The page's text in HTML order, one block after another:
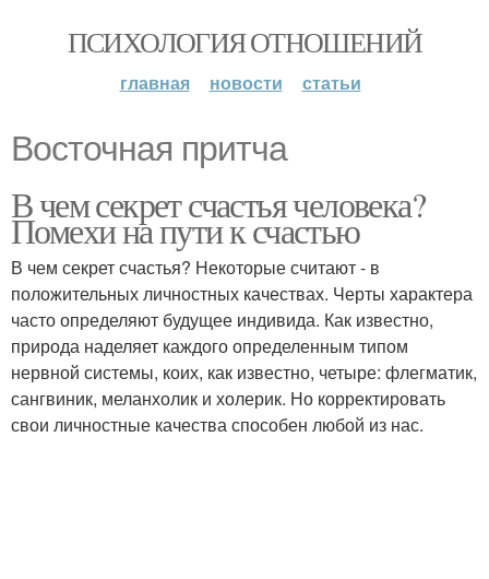
ПСИХОЛОГИЯ ОТНОШЕНИЙ
главная новости статьи
Восточная притча
В чем секрет счастья человека?
Помехи на пути к счастью
В чем секрет счастья? Некоторые считают - в
положительных личностных качествах. Черты характера
часто определяют будущее индивида. Как известно,
природа наделяет каждого определенным типом
нервной системы, коих, как известно, четыре: флегматик,
сангвиник, меланхолик и холерик. Но корректировать
свои личностные качества способен любой из нас.